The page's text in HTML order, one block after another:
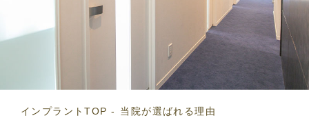
インプラントTOP 当院が選ばれる理由